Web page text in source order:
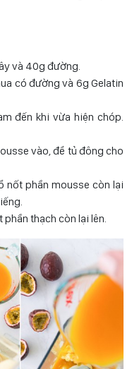
và 40g đường.
có đường và 6g Gelatin
đến khi vừa hiện chóp.
vào, để tủ đông cho
nốt phần mousse còn lại
thạch còn lại lên.